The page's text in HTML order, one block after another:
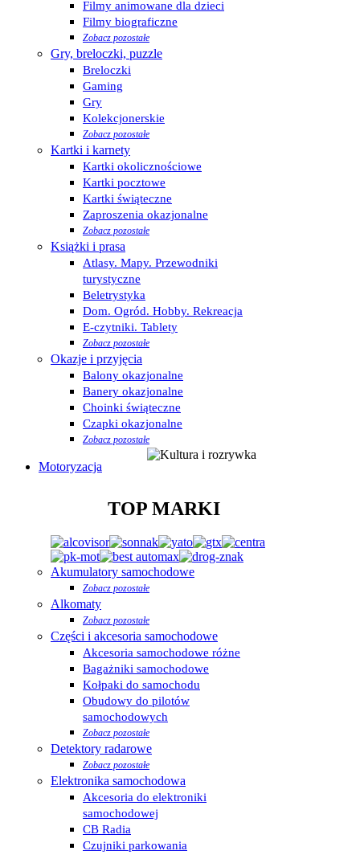
Filmy animowane dla dzieci
Filmy biograficzne
Zobacz pozostałe
Gry, breloczki, puzzle
Breloczki
Gaming
Gry
Kolekcjonerskie
Zobacz pozostałe
Kartki i karnety
Kartki okolicznościowe
Kartki pocztowe
Kartki świąteczne
Zaproszenia okazjonalne
Zobacz pozostałe
Książki i prasa
Atlasy. Mapy. Przewodniki
turystyczne
Beletrystyka
Dom. Ogród. Hobby. Rekreacja
E-czytniki. Tablety
Zobacz pozostałe
Okazje i przyjęcia
Balony okazjonalne
Banery okazjonalne
Choinki świąteczne
Czapki okazjonalne
Zobacz pozostałe
Motoryzacja
TOP MARKI
Akumulatory samochodowe
Zobacz pozostałe
Alkomaty
Zobacz pozostałe
Części i akcesoria samochodowe
Akcesoria samochodowe różne
Bagażniki samochodowe
Kołpaki do samochodu
Obudowy do pilotów
samochodowych
Zobacz pozostałe
Detektory radarowe
Zobacz pozostałe
Elektronika samochodowa
Akcesoria do elektroniki
samochodowej
CB Radia
Czujniki parkowania